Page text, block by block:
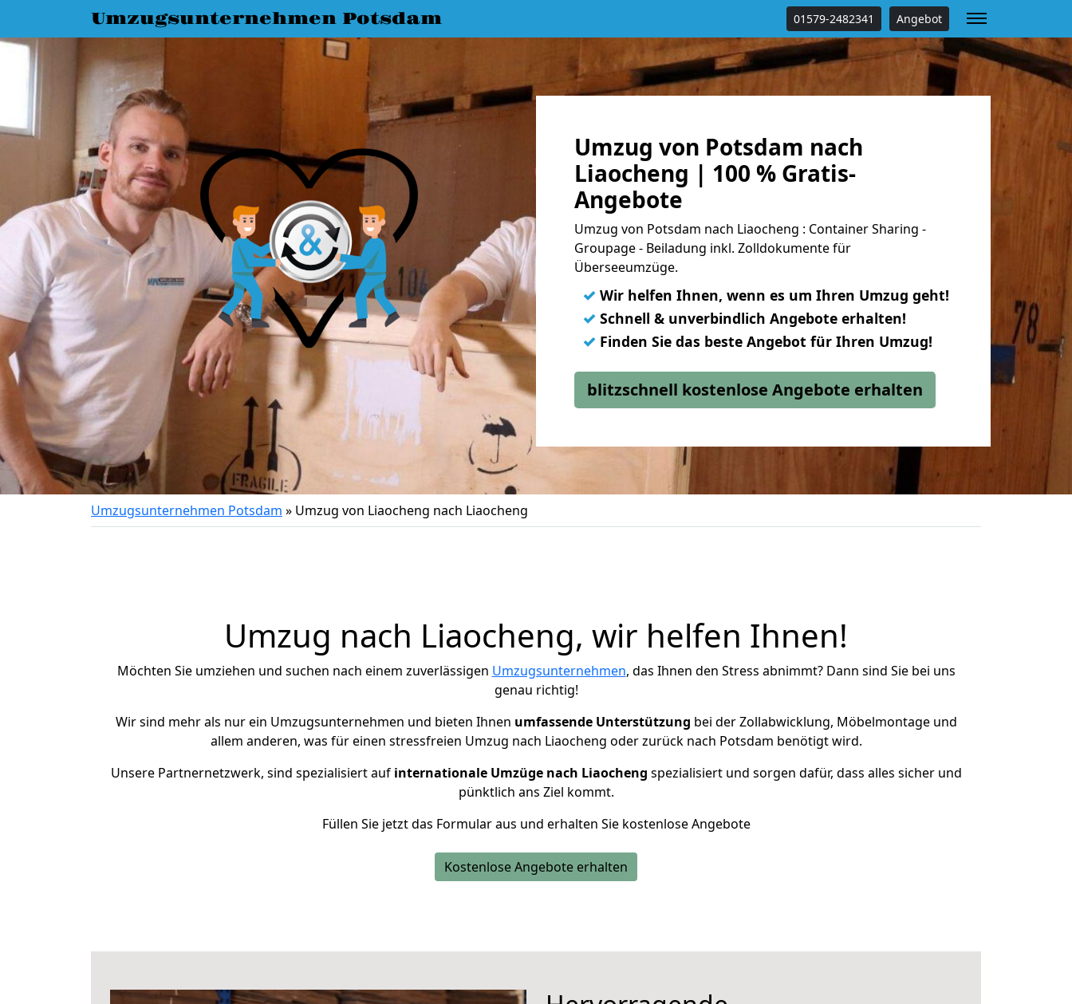
Umzugsunternehmen Potsdam 01579-2482341 Angebot
Umzug von Potsdam nach
Liaocheng | 100 % Gratis-
Angebote
Umzug von Potsdam nach Liaocheng : Container Sharing -
Groupage - Beiladung inkl. Zolldokumente für
Überseeumzüge.
✓ Wir helfen Ihnen, wenn es um Ihren Umzug geht!
✓ Schnell & unverbindlich Angebote erhalten!
✓ Finden Sie das beste Angebot für Ihren Umzug!
blitzschnell kostenlose Angebote erhalten
Umzugsunternehmen Potsdam » Umzug von Liaocheng nach Liaocheng
Umzug nach Liaocheng, wir helfen Ihnen!
Möchten Sie umziehen und suchen nach einem zuverlässigen Umzugsunternehmen, das Ihnen den Stress abnimmt? Dann sind Sie bei uns
genau richtig!
Wir sind mehr als nur ein Umzugsunternehmen und bieten Ihnen umfassende Unterstützung bei der Zollabwicklung, Möbelmontage und
allem anderen, was für einen stressfreien Umzug nach Liaocheng oder zurück nach Potsdam benötigt wird.
Unsere Partnernetzwerk, sind spezialisiert auf internationale Umzüge nach Liaocheng spezialisiert und sorgen dafür, dass alles sicher und
pünktlich ans Ziel kommt.
Füllen Sie jetzt das Formular aus und erhalten Sie kostenlose Angebote
Kostenlose Angebote erhalten